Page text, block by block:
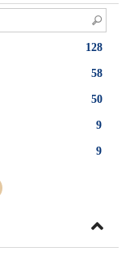
128
58
50
9
9